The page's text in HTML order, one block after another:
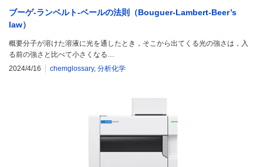
ブーゲ-ランベルト-ベールの法則（Bouguer-Lambert-Beer’s
law）
概要分子が溶けた溶液に光を通したとき，そこから出てくる光の強さは，入
る前の強さと比べて小さくなる…
2024/4/16
chemglossary, 分析化学